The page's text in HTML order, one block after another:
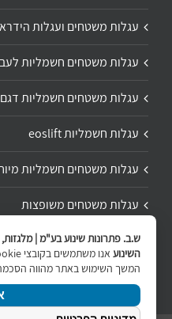
עגלות משטחים ועגלות
עגלות משטחים חשמליות
עגלות משטחים חשמליות דגם R
עגלות חשמליות eoslift
עגלות משטחים חשמליות
עגלות משטחים משופצות
תיקון ושיפוץ עגלת משטחים
ש.ב. פתרונות שינוע בע"מ |
השינוע
המשך השימוש באתר מהווה הסכמה